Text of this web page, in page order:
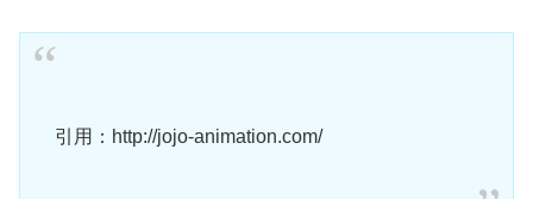
引用：http://jojo-animation.com/